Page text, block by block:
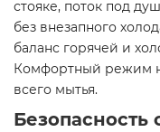
стояке, поток под
без внезапного
баланс горячей и
Комфортный режим
всего мытья.
Безопасность